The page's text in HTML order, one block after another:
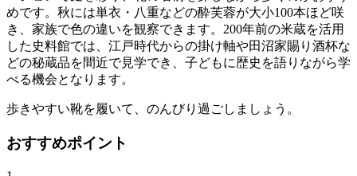
めです。秋には単衣・八重などの酔芙蓉が大小100本ほど咲
き、家族で色の違いを観察できます。200年前の米蔵を活用
した史料館では、江戸時代からの掛け軸や田沼家賜り酒杯な
どの秘蔵品を間近で見学でき、子どもに歴史を語りながら学
べる機会となります。
歩きやすい靴を履いて、のんびり過ごしましょう。
おすすめポイント